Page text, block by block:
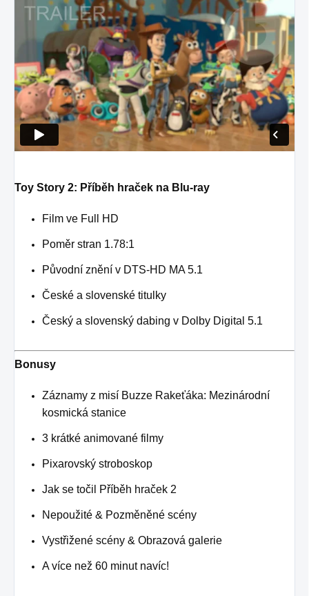
Toy Story 2: Příběh hraček na Blu-ray
Film ve Full HD
Poměr stran 1.78:1
Původní znění v DTS-HD MA 5.1
České a slovenské titulky
Český a slovenský dabing v Dolby Digital 5.1
Bonusy
Záznamy z misí Buzze Rakeťáka: Mezinárodní
kosmická stanice
3 krátké animované filmy
Pixarovský stroboskop
Jak se točil Příběh hraček 2
Nepoužité & Pozměněné scény
Vystřižené scény & Obrazová galerie
A více než 60 minut navíc!